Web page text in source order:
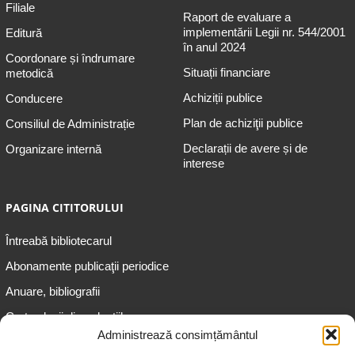
Administrează consimțământul
Filiale
Editură
Coordonare și îndrumare
metodică
Conducere
Consiliul de Administrație
Organizare internă
Raport de evaluare a
implementării Legii nr. 544/2001
în anul 2024
Situații financiare
Achiziții publice
Plan de achiziţii publice
Declarații de avere și de
interese
PAGINA CITITORULUI
Întreabă bibliotecarul
Abonamente publicaţii periodice
Anuare, bibliografii
Cartea lunii din colecțiile